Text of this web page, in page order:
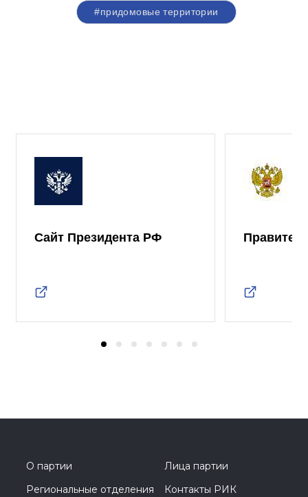
#придомовые территории
Сайт Президента РФ
О партии
Лица партии
Региональные отделения
Контакты РИК